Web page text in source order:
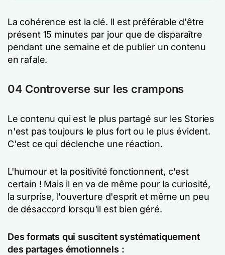
La cohérence est la clé. Il est préférable d'être
présent 15 minutes par jour que de disparaître
pendant une semaine et de publier un contenu
en rafale.
04 Controverse sur les crampons
Le contenu qui est le plus partagé sur les Stories
n'est pas toujours le plus fort ou le plus évident.
C'est ce qui déclenche une réaction.
L'humour et la positivité fonctionnent, c'est
certain ! Mais il en va de même pour la curiosité,
la surprise, l'ouverture d'esprit et même un peu
de désaccord lorsqu'il est bien géré.
Des formats qui suscitent systématiquement
des partages émotionnels :